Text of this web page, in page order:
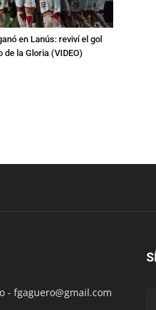
en Lanús: reviví el gol
de la Gloria (VIDEO)
- fgaguero@gmail.com